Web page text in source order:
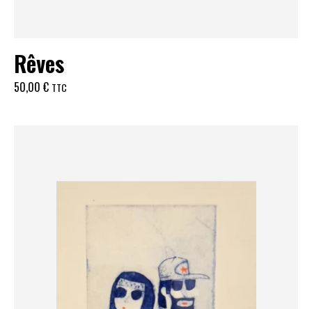
Rêves
50,00 € TTC